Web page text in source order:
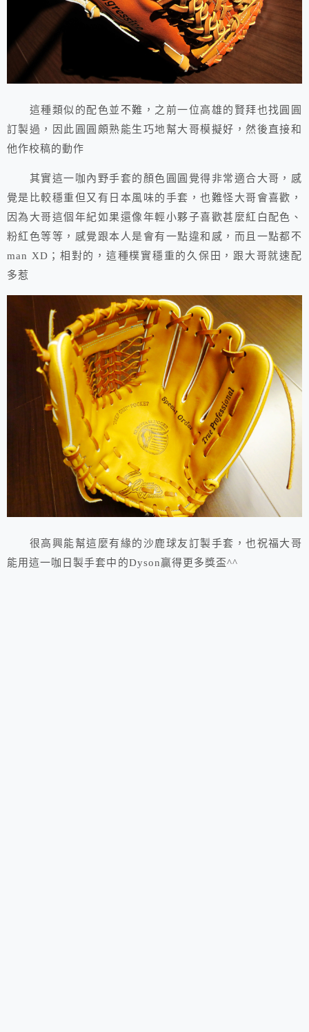
這種類似的配色並不難，之前一位高雄的賢拜也找圓圓
訂製過，因此圓圓頗熟能生巧地幫大哥模擬好，然後直接和
他作校稿的動作
其實這一咖內野手套的顏色圓圓覺得非常適合大哥，感
覺是比較穩重但又有日本風味的手套，也難怪大哥會喜歡，
因為大哥這個年紀如果還像年輕小夥子喜歡甚麼紅白配色、
粉紅色等等，感覺跟本人是會有一點違和感，而且一點都不
man XD；相對的，這種樸實穩重的久保田，跟大哥就速配
多惹
很高興能幫這麼有緣的沙鹿球友訂製手套，也祝福大哥
能用這一咖日製手套中的Dyson贏得更多獎盃^^